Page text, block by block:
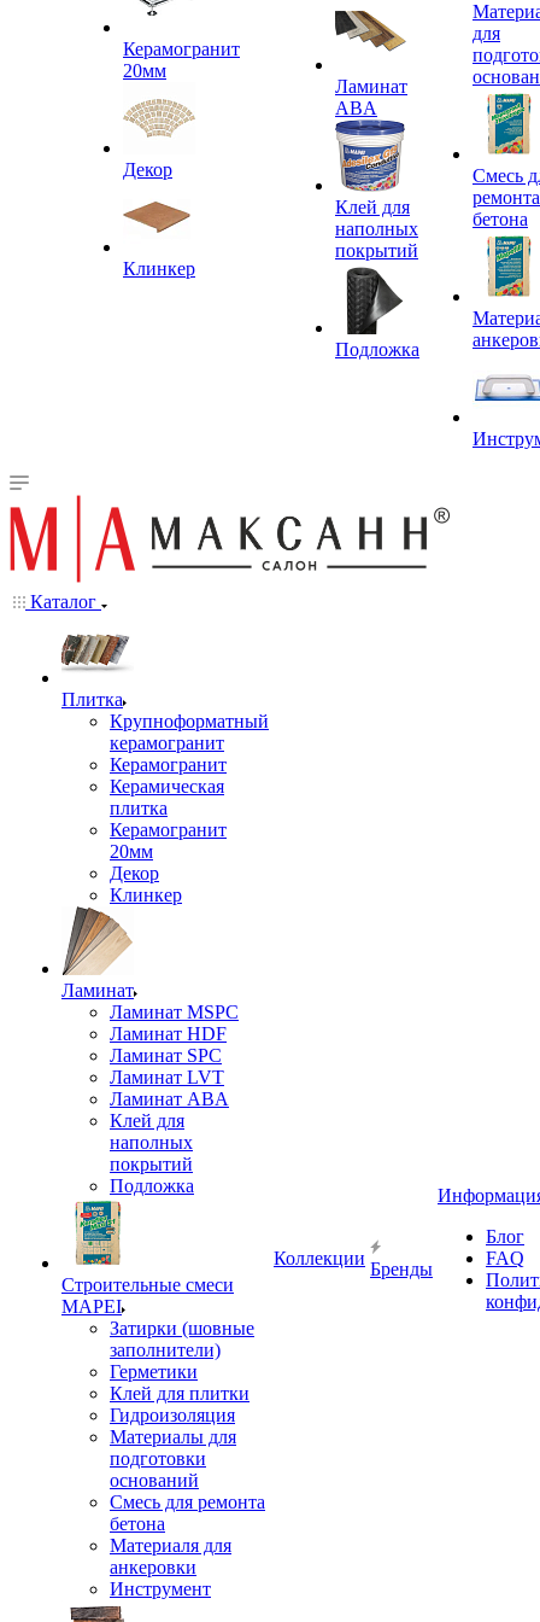
Керамогранит
20мм
Декор
Клинкер
Ламинат
ABA
Клей для
наполных
покрытий
Подложка
для
Смесь
ремонта
бетона
Каталог
Плитка
Крупноформатный
керамогранит
Керамогранит
Керамическая
плитка
Керамогранит
20мм
Декор
Клинкер
Ламинат
Ламинат MSPC
Ламинат HDF
Ламинат SPC
Ламинат LVT
Ламинат ABA
Клей для
наполных
покрытий
Подложка
Строительные смеси
MAPEI
Затирки (шовные
заполнители)
Герметики
Клей для плитки
Гидроизоляция
Материалы для
подготовки
оснований
Смесь для ремонта
бетона
Материаля для
анкеровки
Инструмент
Коллекции
Бренды
Блог
FAQ